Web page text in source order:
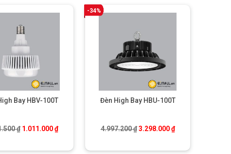
₫.
Bay HBV-100T
₫ Giá gốc là: 1.531.500 ₫.
1.011.000₫Giá hiện tại là: 1.011.000 ₫.
-34%
Đèn High Bay HBU-100T
4.997.200₫ Giá gốc là: 4.997.200 ₫.
3.298.000₫Giá hiện tại là: